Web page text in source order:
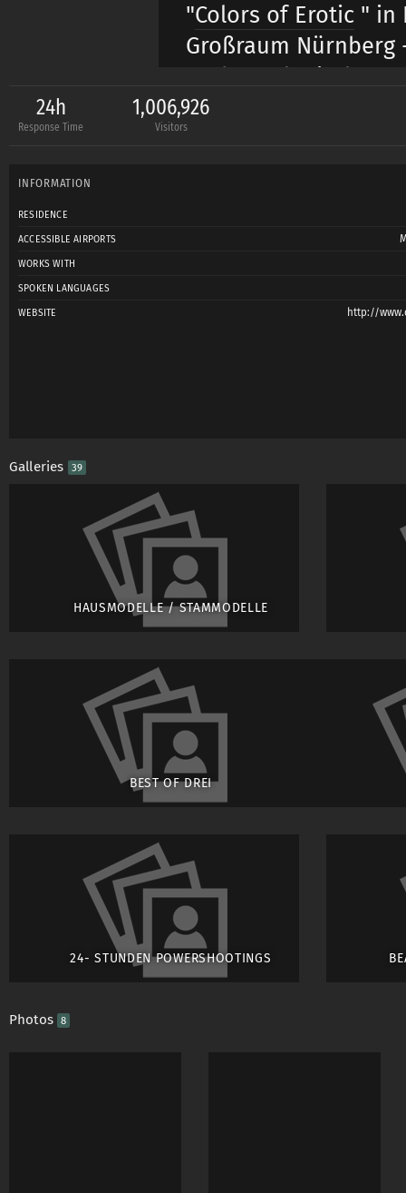
"Colors of Erotic " in
Großraum
sucht und mit den
ist.
- 10 Blitzköpfe mit
- Windmaschine,
REGELMÄSSIG
"Colors of Erotic
Marktführer im
AKTUELL IN DER
ICH HOFFE MAN
Gruß Matthias -
24h
Response Time
1,006,926
Visitors
INFORMATION
RESIDENCE
ACCESSIBLE AIRPORTS
WORKS WITH
SPOKEN LANGUAGES
WEBSITE http://
Galleries 39
HAUSMODELLE / STAMMODELLE
BEST OF DREI
24- STUNDEN POWERSHOOTINGS
Photos 8